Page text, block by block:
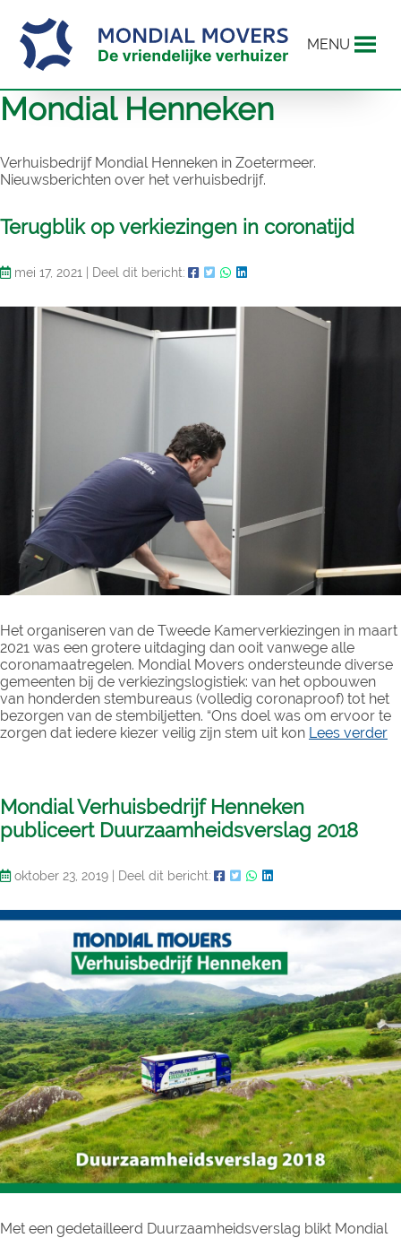
MENU
Mondial Henneken
Verhuisbedrijf Mondial Henneken in Zoetermeer.
Nieuwsberichten over het verhuisbedrijf.
Terugblik op verkiezingen in coronatijd
mei 17, 2021 Deel dit bericht:
Het organiseren van de Tweede Kamerverkiezingen in maart
2021 was een grotere uitdaging dan ooit vanwege alle
coronamaatregelen. Mondial Movers ondersteunde diverse
gemeenten bij de verkiezingslogistiek: van het opbouwen
van honderden stembureaus (volledig coronaproof) tot het
bezorgen van de stembiljetten. “Ons doel was om ervoor te
zorgen dat iedere kiezer veilig zijn stem uit kon Lees verder
Mondial Verhuisbedrijf Henneken
publiceert Duurzaamheidsverslag 2018
oktober 23, 2019 | Deel dit bericht:
Met een gedetailleerd Duurzaamheidsverslag blikt Mondial